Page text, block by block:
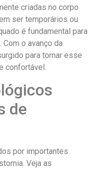
criadas no corpo
ser temporários ou
é fundamental para
o avanço da
para tornar esse
confortável.
de
por importantes
Veja as